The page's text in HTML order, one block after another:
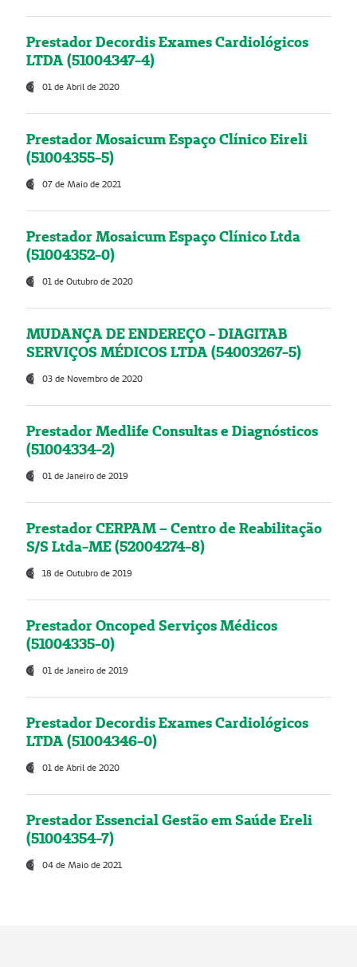
Prestador Decordis Exames Cardiológicos
LTDA (51004347-4)
01 de Abril de 2020
Prestador Mosaicum Espaço Clínico Eireli
(51004355-5)
07 de Maio de 2021
Prestador Mosaicum Espaço Clínico Ltda
(51004352-0)
01 de Outubro de 2020
MUDANÇA DE ENDEREÇO - DIAGITAB
SERVIÇOS MÉDICOS LTDA (54003267-5)
03 de Novembro de 2020
Prestador Medlife Consultas e Diagnósticos
(51004334-2)
01 de Janeiro de 2019
Prestador CERPAM – Centro de Reabilitação
S/S Ltda-ME (52004274-8)
18 de Outubro de 2019
Prestador Oncoped Serviços Médicos
(51004335-0)
01 de Janeiro de 2019
Prestador Decordis Exames Cardiológicos
LTDA (51004346-0)
01 de Abril de 2020
Prestador Essencial Gestão em Saúde Ereli
(51004354-7)
04 de Maio de 2021